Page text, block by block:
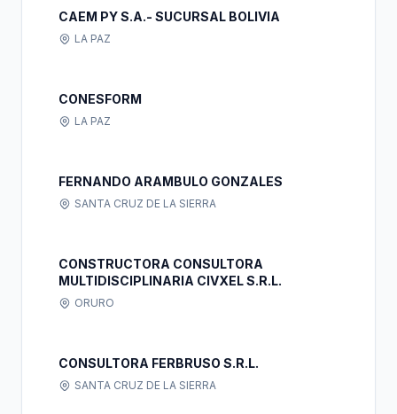
CAEM PY S.A.- SUCURSAL BOLIVIA
LA PAZ
CONESFORM
LA PAZ
FERNANDO ARAMBULO GONZALES
SANTA CRUZ DE LA SIERRA
CONSTRUCTORA CONSULTORA
MULTIDISCIPLINARIA CIVXEL S.R.L.
ORURO
CONSULTORA FERBRUSO S.R.L.
SANTA CRUZ DE LA SIERRA